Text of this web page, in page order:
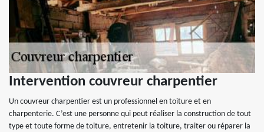
Intervention couvreur charpentier
Un couvreur charpentier est un professionnel en toiture et en
charpenterie. C’est une personne qui peut réaliser la construction de tout
type et toute forme de toiture, entretenir la toiture, traiter ou réparer la